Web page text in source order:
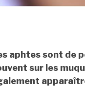
aphtes sont de
sur les